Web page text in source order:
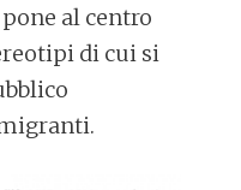
al centro
di cui si